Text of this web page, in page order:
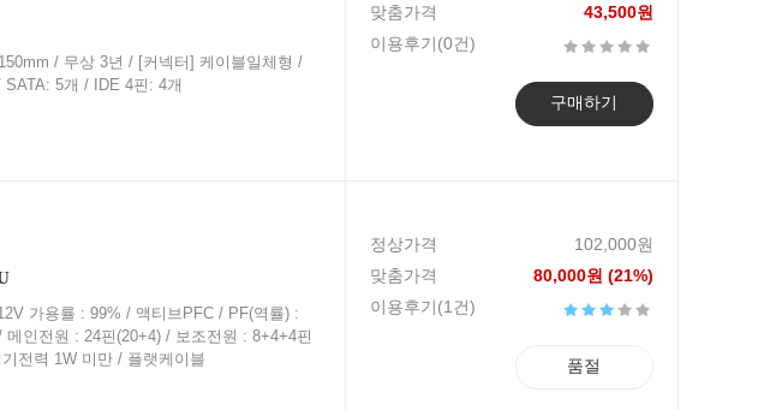
/ 무상 3년 / [커넥터] 케이블일체형 /
5개 / IDE 4핀: 4개
맞춤가격
43,500원
이용후기(0건)
구매하기
가용률 : 99% / 액티브PFC / PF(역률) :
인전원 : 24핀(20+4) / 보조전원 : 8+4+4핀
전력 1W 미만 / 플랫케이블
정상가격
102,000원
맞춤가격
80,000원 (21%)
이용후기(1건)
품절